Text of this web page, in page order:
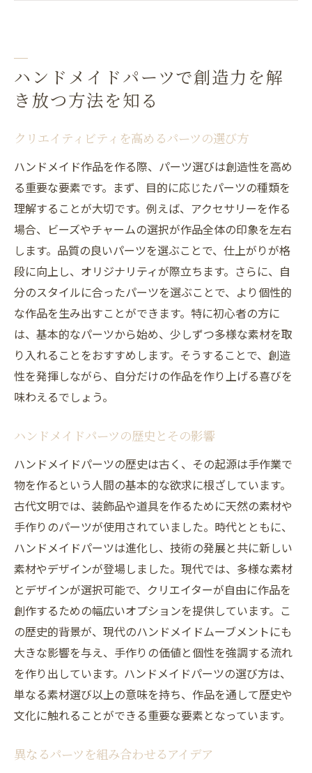
テーマに応じたパーツの選び方
初心者がハンドメイドパーツを選ぶ際のポイン
初心者向けセットの活用法
パーツ選びに役立つインターネットリソー
店頭でのパーツ選びのメリット
ソーシャルメディアでの情報収集法
初心者が抱えるよくある疑問点
質の高いハンドメイドパーツを見つける秘訣
信頼できるメーカーの見極め方
高品質パーツの見分け方
口コミと実際の体験を比較する
購入前に試すことができる方法
多くの選択肢に圧倒されないためのハンドメイ
ドパーツ選び
選択肢を絞り込むためのステップ
優先順位をつけて効率的に選ぶ
整理整頓でパーツ選びをスムーズに
パーツの種類をカテゴリーで理解する
コストパフォーマンスを考慮した選び方
自分のスタイルを確立するための選択方法
ハンドメイドパーツの選び方をマスターして創
作の幅を広げる
異なる分野の技術を取り入れる
パーツ選びにおける失敗から学ぶ
ハンドメイドパーツで創造力を解
き放つ方法を知る
クリエイティビティを高めるパーツの選び方
ハンドメイド作品を作る際、パーツ選びは創造性を高め
る重要な要素です。まず、目的に応じたパーツの種類を
理解することが大切です。例えば、アクセサリーを作る
場合、ビーズやチャームの選択が作品全体の印象を左右
します。品質の良いパーツを選ぶことで、仕上がりが格
段に向上し、オリジナリティが際立ちます。さらに、自
分のスタイルに合ったパーツを選ぶことで、より個性的
な作品を生み出すことができます。特に初心者の方に
は、基本的なパーツから始め、少しずつ多様な素材を取
り入れることをおすすめします。そうすることで、創造
性を発揮しながら、自分だけの作品を作り上げる喜びを
味わえるでしょう。
ハンドメイドパーツの歴史とその影響
ハンドメイドパーツの歴史は古く、その起源は手作業で
物を作るという人間の基本的な欲求に根ざしています。
古代文明では、装飾品や道具を作るために天然の素材や
手作りのパーツが使用されていました。時代とともに、
ハンドメイドパーツは進化し、技術の発展と共に新しい
素材やデザインが登場しました。現代では、多様な素材
とデザインが選択可能で、クリエイターが自由に作品を
創作するための幅広いオプションを提供しています。こ
の歴史的背景が、現代のハンドメイドムーブメントにも
大きな影響を与え、手作りの価値と個性を強調する流れ
を作り出しています。ハンドメイドパーツの選び方は、
単なる素材選び以上の意味を持ち、作品を通して歴史や
文化に触れることができる重要な要素となっています。
異なるパーツを組み合わせるアイデア